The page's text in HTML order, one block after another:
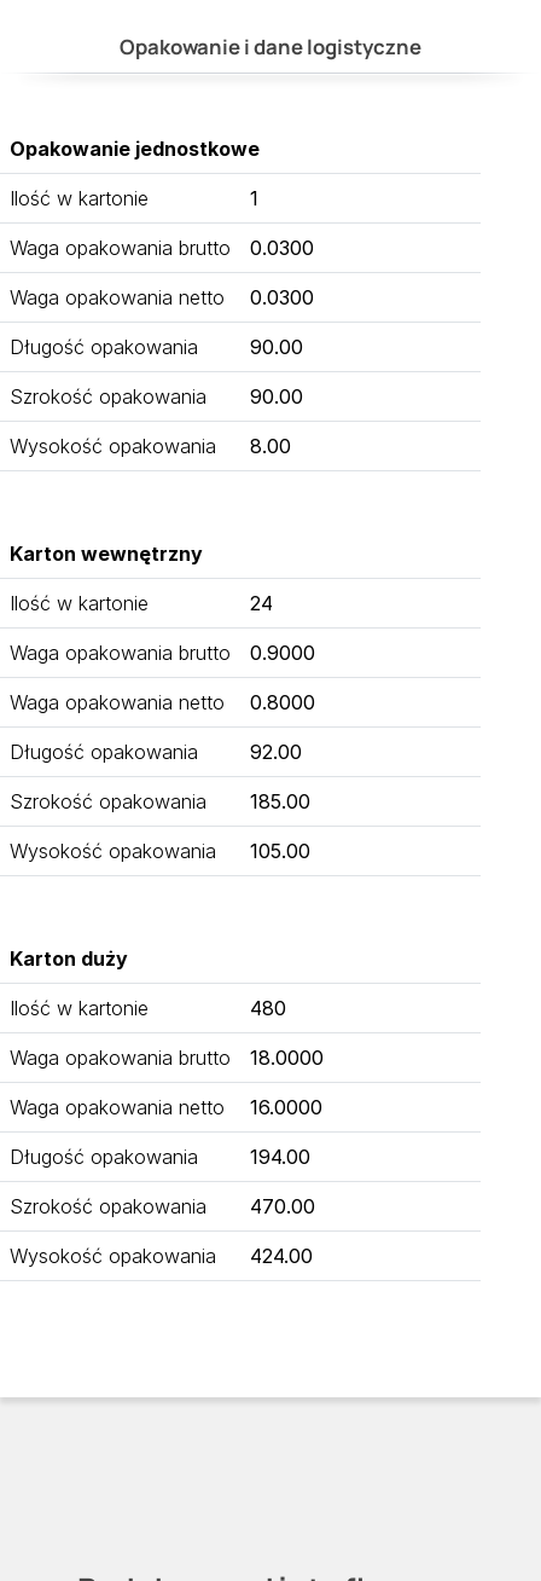
Opakowanie i dane logistyczne
Opakowanie jednostkowe
Ilość w kartonie 1
Waga opakowania brutto 0.0300
Waga opakowania netto 0.0300
Długość opakowania 90.00
Szrokość opakowania 90.00
Wysokość opakowania 8.00
Karton wewnętrzny
Ilość w kartonie 24
Waga opakowania brutto 0.9000
Waga opakowania netto 0.8000
Długość opakowania 92.00
Szrokość opakowania 185.00
Wysokość opakowania 105.00
Karton duży
Ilość w kartonie 480
Waga opakowania brutto 18.0000
Waga opakowania netto 16.0000
Długość opakowania 194.00
Szrokość opakowania 470.00
Wysokość opakowania 424.00